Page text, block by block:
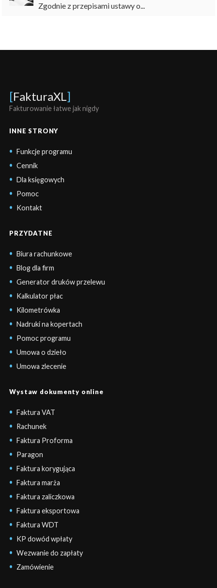
Zgodnie z przepisami ustawy o...
[FakturaXL ]
Fakturowanie łatwe jak nigdy
INNE STRONY
Funkcje programu
Cennik
Dla księgowych
Pomoc
Kontakt
PRZYDATNE
Biura rachunkowe
Blog dla firm
Generator druków przelewu
Kalkulator płac
Kilometrówka
Nadruki na kopertach
Pomoc programu
Umowa o dzieło
Umowa zlecenie
Wystaw dokumenty online
Faktura VAT
Rachunek
Faktura Proforma
Paragon
Faktura korygująca
Faktura marża
Faktura zaliczkowa
Faktura eksportowa
Faktura WDT
KP dowód wpłaty
Wezwanie do zapłaty
Zamówienie